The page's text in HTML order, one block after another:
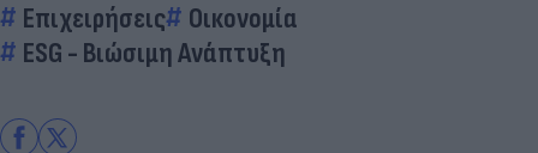
Επιχειρήσεις
Οικονομία
ESG - Bιώσιμη Aνάπτυξη